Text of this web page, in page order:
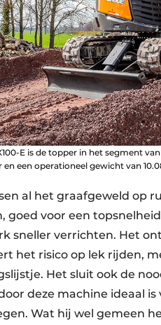
E is de topper in het segment
en een operationeel gewicht van
al het graafgeweld op
goed voor een
sneller verrichten. Het
het risico op lek rijden,
Het sluit ook de
deze machine ideaal
Wat hij wel gemeen